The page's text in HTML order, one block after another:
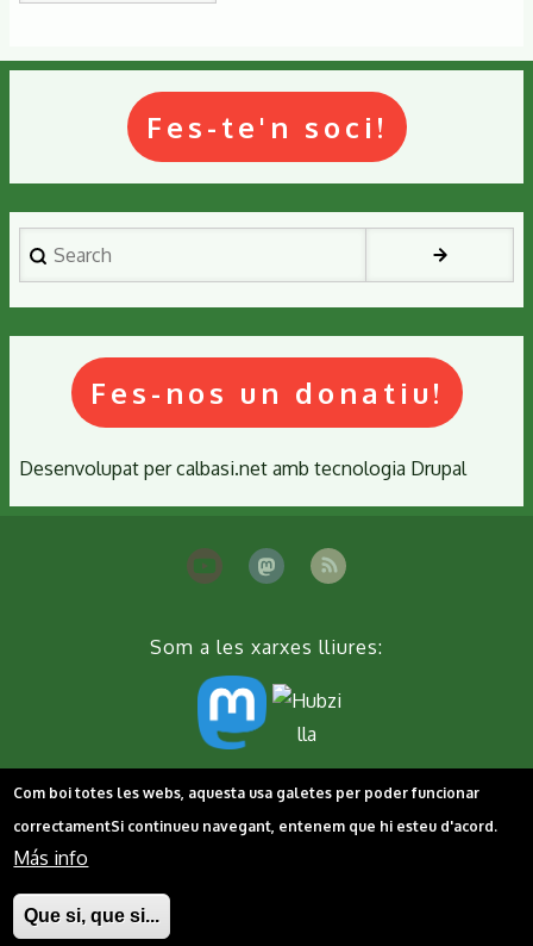
Fes-te'n soci!
Search
Fes-nos un donatiu!
Desenvolupat percalbasi.net amb tecnologia Drupal
Som a les xarxes lliures:
Peu Contacta'ns Cookies Política de privacitat
Com boi totes les webs, aquesta usa galetes per poder funcionar
correctamentSi continueu navegant, entenem que hi esteu d'acord.
Más info
Que si, que si...